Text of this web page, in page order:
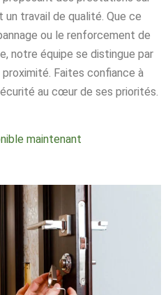
travail de qualité. Que ce
ou le renforcement de
notre équipe se distingue par
Faites confiance à
au cœur de ses priorités.
maintenant